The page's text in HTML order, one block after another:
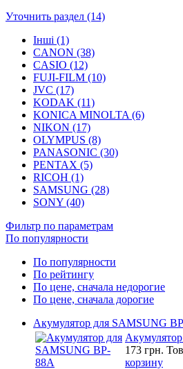
Уточнить раздел (14)
Інші (1)
CANON (38)
CASIO (12)
FUJI-FILM (10)
JVC (17)
KODAK (11)
KONICA MINOLTA (6)
NIKON (17)
OLYMPUS (8)
PANASONIC (30)
PENTAX (5)
RICOH (1)
SAMSUNG (28)
SONY (40)
Фильтр по параметрам
По популярности
По популярности
По рейтингу
По цене, сначала недорогие
По цене, сначала дорогие
Акумулятор для SAMSUNG
173 грн.
корзину